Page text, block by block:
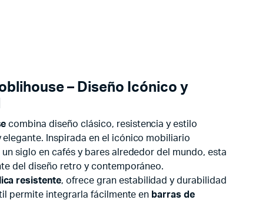
– Diseño Icónico y
combina diseño clásico, resistencia y estilo
Inspirada en el icónico mobiliario
siglo en cafés y bares alrededor del mundo, esta
del diseño retro y contemporáneo.
resistente, ofrece gran estabilidad y durabilidad
permite integrarla fácilmente en barras de